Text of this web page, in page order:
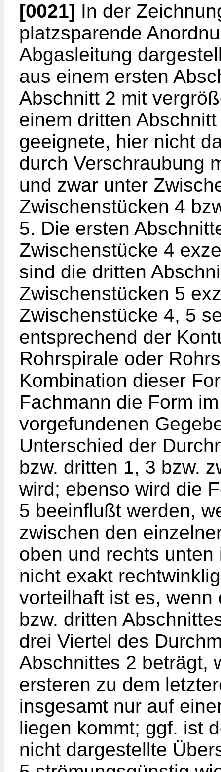
[0021] In der
platzsparende
Abgasleitung
aus einem ersten
Abschnitt 2 mit
einem dritten
geeignete, hier nicht
durch Verschraubung
und zwar unter
Zwischenstücken 4
5. Die ersten
Zwischenstücke 4
sind die dritten
Zwischenstücken 5
Zwischenstücke 4, 5
entsprechend der
Rohrspirale oder
Kombination dieser
Fachmann die Form
vorgefundenen
Unterschied der
bzw. dritten 1, 3 bzw.
wird; ebenso wird die
5 beeinflußt werden,
zwischen den
oben und rechts
nicht exakt
vorteilhaft ist es, wenn
bzw. dritten
drei Viertel des
Abschnittes 2 beträgt,
ersteren zu dem
insgesamt nur auf
liegen kommt; ggf. ist
nicht dargestellte